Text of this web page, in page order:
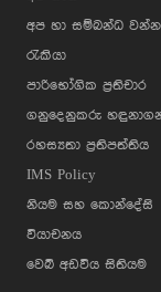
අප හා සම්බන්ධ වන්න
රැකියා
පාරිභෝගික ප්‍රතිචාර
ගනුදෙනුකරු
රහස්‍යතා ප්‍රතිපත්තිය
IMS Policy
නියම සහ කොන්දේසි
වියාචනය
වෙබ් අඩවිය සිතියම